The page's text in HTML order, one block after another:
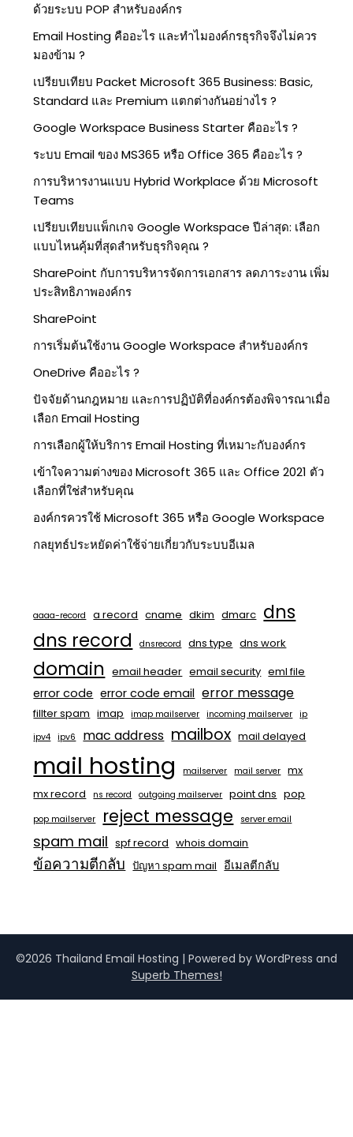
ด้วยระบบ POP สำหรับองค์กร
Email Hosting คืออะไร และทำไมองค์กรธุรกิจจึงไม่ควร
มองข้าม ?
เปรียบเทียบ Packet Microsoft 365 Business: Basic,
Standard และ Premium แตกต่างกันอย่างไร ?
Google Workspace Business Starter คืออะไร ?
ระบบ Email ของ MS365 หรือ Office 365 คืออะไร ?
การบริหารงานแบบ Hybrid Workplace ด้วย Microsoft
Teams
เปรียบเทียบแพ็กเกจ Google Workspace ปีล่าสุด: เลือก
แบบไหนคุ้มที่สุดสำหรับธุรกิจคุณ ?
SharePoint กับการบริหารจัดการเอกสาร ลดภาระงาน เพิ่ม
ประสิทธิภาพองค์กร
SharePoint
การเริ่มต้นใช้งาน Google Workspace สำหรับองค์กร
OneDrive คืออะไร ?
ปัจจัยด้านกฎหมาย และการปฏิบัติที่องค์กรต้องพิจารณาเมื่อ
เลือก Email Hosting
การเลือกผู้ให้บริการ Email Hosting ที่เหมาะกับองค์กร
เข้าใจความต่างของ Microsoft 365 และ Office 2021 ตัว
เลือกที่ใช่สำหรับคุณ
องค์กรควรใช้ Microsoft 365 หรือ Google Workspace
กลยุทธ์ประหยัดค่าใช้จ่ายเกี่ยวกับระบบอีเมล
aaaa-record a record cname dkim dmarc dns
dns record
dnsrecord dns type dns work
domain email header email security eml file
error code error code email error message
fillter spam imap imap mailserver incoming mailserver
ip
ipv4
ipv6 mac address mailbox mail delayed
mail hosting mailserver mail server
mx
mx record
ns record outgoing mailserver point dns pop
pop mailserver reject message server email
spam mail spf record whois domain
ข้อความตีกลับ ปัญหา spam mail อีเมลตีกลับ
©2026 Thailand Email Hosting | Powered by WordPress and
Superb Themes!